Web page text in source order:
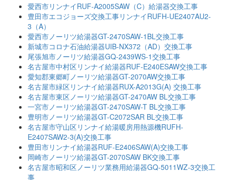
愛西市リンナイRUF-A2005SAW（C）給湯器交換工事
豊田市エコジョーズ交換工事リンナイRUFH-UE2407AU2-
3（A）
愛西市ノーリツ給湯器GT-2470SAW-1BL交換工事
新城市コロナ石油給湯器UIB-NX372（AD）交換工事
尾張旭市ノーリツ給湯器GQ-2439WS-1交換工事
名古屋市中村区リンナイ給湯器RUF-E240ESAW交換工事
愛知郡東郷町ノーリツ給湯器GT-2070AW交換工事
名古屋市緑区リンナイ給湯器RUX-A2013G(A) 交換工事
名古屋市東区ノーリツ給湯器GT-2470AW BL交換工事
一宮市ノーリツ給湯器GT-2470SAW-T BL交換工事
豊明市ノーリツ給湯器GT-C2072SAR BL交換工事
名古屋市守山区リンナイ給湯暖房用熱源機RUFH-
E2407SAW2-3(A)交換工事
豊田市リンナイ給湯器RUF-E2406SAW(A)交換工事
岡崎市ノーリツ給湯器GT-2070SAW BK交換工事
名古屋市昭和区ノーリツ業務用給湯器GQ-5011WZ-3交換工
事